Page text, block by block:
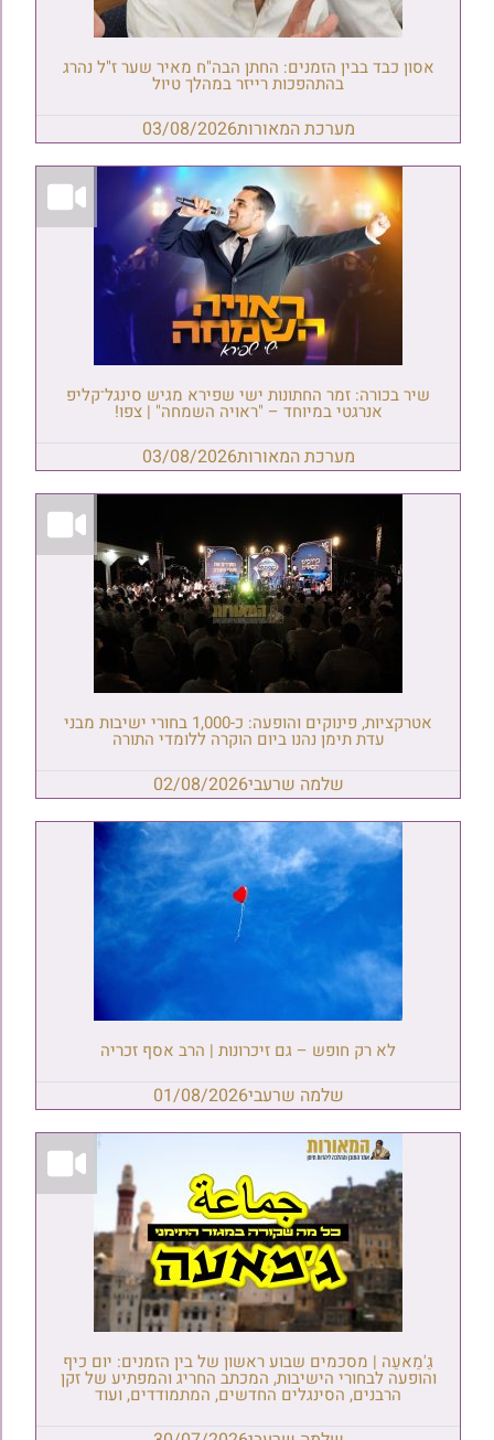
אסון כבד בבין הזמנים: החתן הבה"ח מאיר שער ז"ל נהרג
בהתהפכות רייזר במהלך טיול
מערכת המאורות03/08/2026
שיר בכורה: זמר החתונות ישי שפירא מגיש סינגל־קליפ
אנרגטי במיוחד – "ראויה השמחה" | צפו!
מערכת המאורות03/08/2026
אטרקציות, פינוקים והופעה: כ-1,000 בחורי ישיבות מבני
עדת תימן נהנו ביום הוקרה ללומדי התורה
שלמה שרעבי02/08/2026
לא רק חופש – גם זיכרונות | הרב אסף זכריה
שלמה שרעבי01/08/2026
גַ'מַאעַה | מסכמים שבוע ראשון של בין הזמנים: יום כיף
והופעה לבחורי הישיבות, המכתב החריג והמפתיע של זקן
הרבנים, הסינגלים החדשים, המתמודדים, ועוד